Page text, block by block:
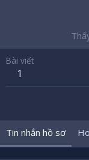
Bài viết
1
Tin nhắn hồ sơ